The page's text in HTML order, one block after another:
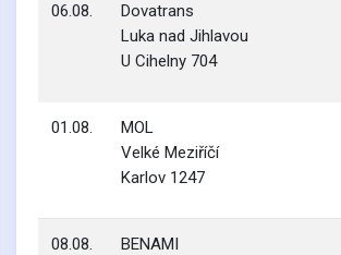
06.08.
Dovatrans
Luka nad Jihlavou
U Cihelny 704
01.08.
MOL
Velké Meziříčí
Karlov 1247
08.08.
BENAMI